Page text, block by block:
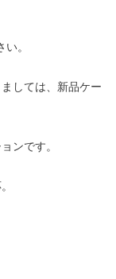
。
しては、新品ケー
ンです。